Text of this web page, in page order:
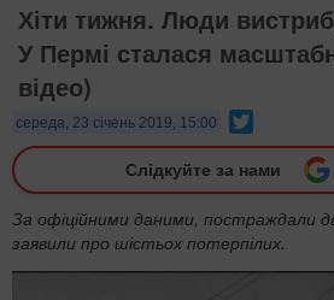
Хіти тижня. Люди
У Пермі сталася
відео)
середа, 23 січень 2019, 15:00
Слідкуйте за нами
За офіційними даними, постраждали
заявили про шістьох потерпілих.